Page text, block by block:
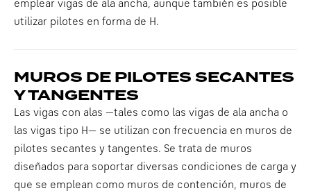
emplear vigas de ala ancha, aunque también es posible
utilizar pilotes en forma de H.
MUROS DE PILOTES SECANTES
Y TANGENTES
Las vigas con alas —tales como las vigas de ala ancha o
las vigas tipo H— se utilizan con frecuencia en muros de
pilotes secantes y tangentes. Se trata de muros
diseñados para soportar diversas condiciones de carga y
que se emplean como muros de contención, muros de